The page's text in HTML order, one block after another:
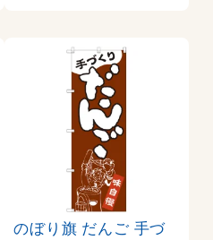
のぼり旗 だんご 手づ